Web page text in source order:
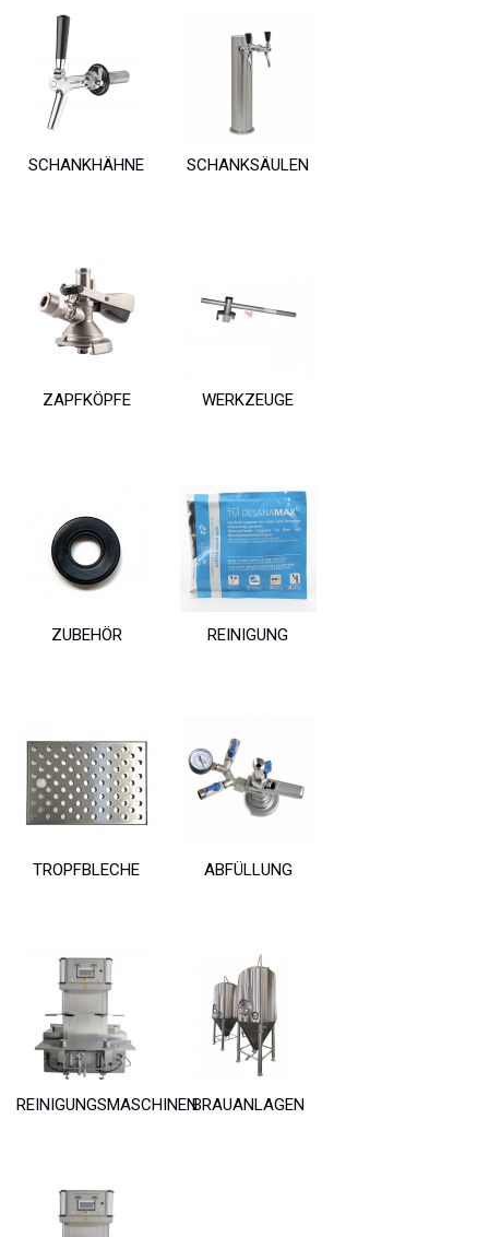
SCHANKHÄHNE SCHANKSÄULEN
ZAPFKÖPFE WERKZEUGE
ZUBEHÖR REINIGUNG
TROPFBLECHE ABFÜLLUNG
REINIGUNGSMASCHINENBRAUANLAGEN